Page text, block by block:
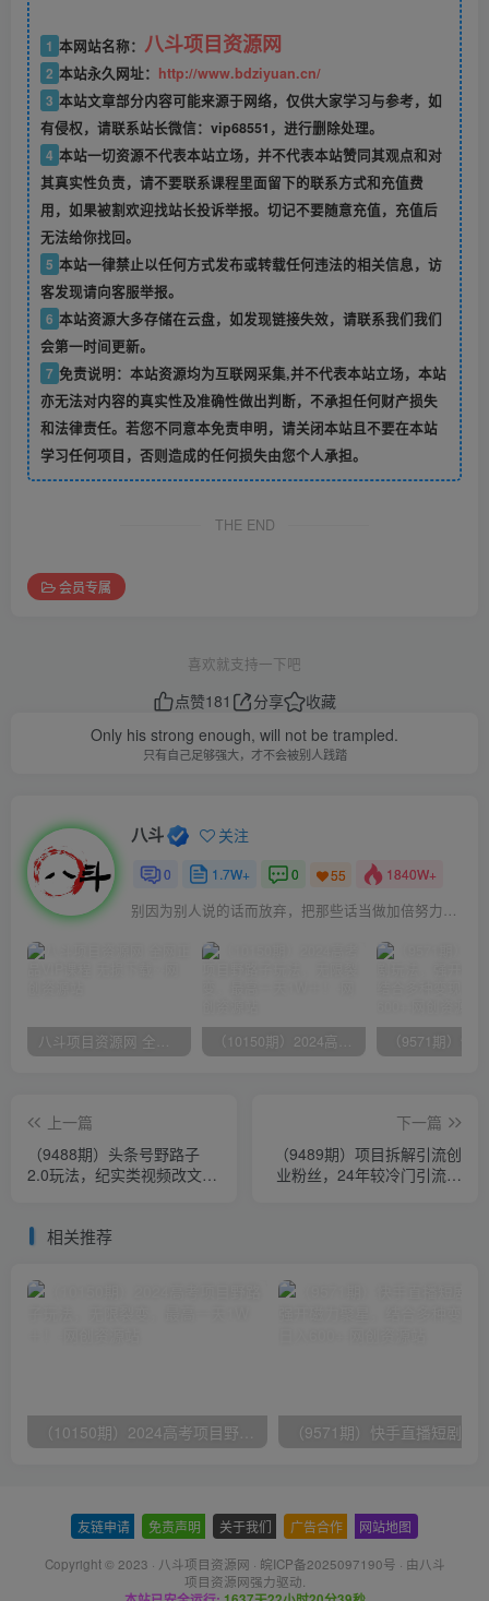
1 本网站名称： 八斗项目资源网
2 本站永久网址： http://www.bdziyuan.cn/
3 本站文章部分内容可能来源于网络，仅供大家学习与参考，如
有侵权，请联系站长微信：vip68551，进行删除处理。
4 本站一切资源不代表本站立场，并不代表本站赞同其观点和对
其真实性负责，请不要联系课程里面留下的联系方式和充值费
用，如果被割欢迎找站长投诉举报。切记不要随意充值，充值后
无法给你找回。
5 本站一律禁止以任何方式发布或转载任何违法的相关信息，访
客发现请向客服举报。
6 本站资源大多存储在云盘，如发现链接失效，请联系我们我们
会第一时间更新。
7 免责说明：本站资源均为互联网采集,并不代表本站立场，本站
亦无法对内容的真实性及准确性做出判断，不承担任何财产损失
和法律责任。若您不同意本免责申明，请关闭本站且不要在本站
学习任何项目，否则造成的任何损失由您个人承担。
THE END
会员专属
喜欢就支持一下吧
点赞181 分享
收藏
Only his strong enough, will not be trampled.
只有自己足够强大，才不会被别人践踏
八斗 关注
0 1.7W+ 0 55 1840W+
别因为别人说的话而放弃，把那些话当做加倍努力的动力
八斗项目资源网 全网正品VIP课程 无损下载~ （10150期）2024高考项目野路子玩法，无限裂变，最高一天1W＋！
上一篇
（9488期）头条号野路子
2.0玩法，纪实类视频改文
下一篇
（9489期）项目拆解引流创
业粉丝，24年较冷门引流方
相关推荐
（10150期）2024高考项目野路子玩法，无限裂变，最高一天1W＋！
友链申请 免责声明 关于我们 广告合作 网站地图
Copyright © 2023 · 八斗项目资源网 · 皖ICP备2025097190号 · 由八斗
项目资源网强力驱动.